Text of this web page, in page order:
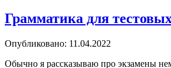
Грамматика для
Опубликовано: 11.04.2022
Обычно я рассказываю про экзамены